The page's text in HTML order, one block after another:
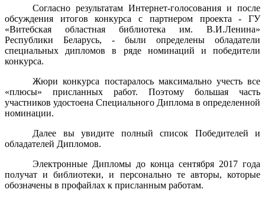
Согласно результатам Интернет-голосования и после
обсуждения итогов конкурса с партнером проекта - ГУ
«Витебская областная библиотека им. В.И.Ленина»
Республики Беларусь, - были определены обладатели
специальных дипломов в ряде номинаций и победители
конкурса.
Жюри конкурса постаралось максимально учесть все
«плюсы» присланных работ. Поэтому большая часть
участников удостоена Специального Диплома в определенной
номинации.
Далее вы увидите полный список Победителей и
обладателей Дипломов.
Электронные Дипломы до конца сентября 2017 года
получат и библиотеки, и персонально те авторы, которые
обозначены в профайлах к присланным работам.